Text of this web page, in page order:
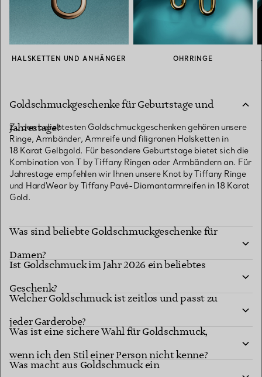
HALSKETTEN UND ANHÄNGER OHRRINGE
Goldschmuckgeschenke für Geburtstage und
Jahrestage?
Zu den beliebtesten Goldschmuckgeschenken gehören unsere
Ringe, Armbänder, Armreife und filigranen Halsketten in
18 Karat Gelbgold. Für besondere Geburtstage bietet sich die
Kombination von T by Tiffany Ringen oder Armbändern an. Für
Jahrestage empfehlen wir Ihnen unsere Knot by Tiffany Ringe
und HardWear by Tiffany Pavé-Diamantarmreifen in 18 Karat
Gold.
Was sind beliebte Goldschmuckgeschenke für
Damen?
Ist Goldschmuck im Jahr 2026 ein beliebtes
Geschenk?
Welcher Goldschmuck ist zeitlos und passt zu
jeder Garderobe?
Was ist eine sichere Wahl für Goldschmuck,
wenn ich den Stil einer Person nicht kenne?
Was macht aus Goldschmuck ein